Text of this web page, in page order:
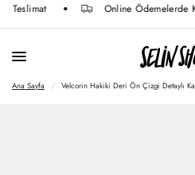
Online Ödemelerde
Ana Sayfa / Velcorin Hakiki Deri Ön Çizgi Detaylı